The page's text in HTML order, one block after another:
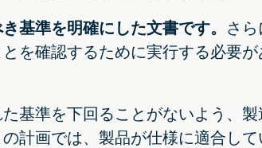
基準を明確にした文書です。 さ
を確認するために実行する必要
基準を下回ることがないよう、
計画では、製品が仕様に適合し